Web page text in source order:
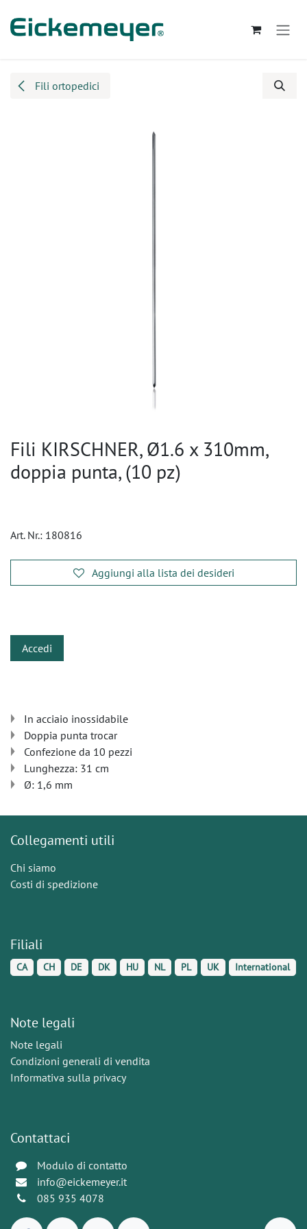
Fili ortopedici
Fili KIRSCHNER, Ø1.6 x 310mm,
doppia punta, (10 pz)
Art. Nr.: 180816
Aggiungi alla lista dei desideri
Accedi
In acciaio inossidabile
Doppia punta trocar
Confezione da 10 pezzi
Lunghezza: 31 cm
Ø: 1,6 mm
Collegamenti utili
Chi siamo
Costi di spedizione
Filiali
CA CH DE DK HU NL PL UK International
Note legali
Note legali
Condizioni generali di vendita
Informativa sulla privacy
Contattaci
Modulo di contatto
info@eickemeyer.it
085 935 4078